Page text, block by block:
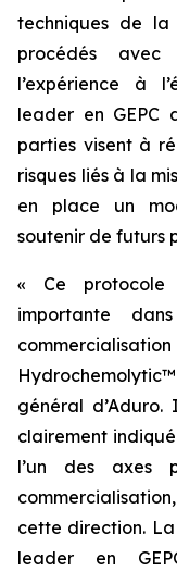
techniques de
procédés
l’expérience à
leader en GEPC
parties visent à
risques liés à la
en place un
soutenir de futurs
« Ce protocole
importante
général
clairement
l’un des axes
cette direction.
leader en